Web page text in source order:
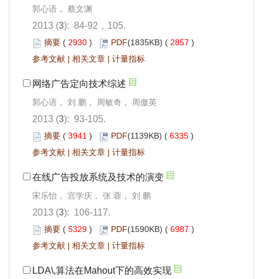
郭心语， 蔡文渊
2013 (3): 84-92，105.
摘要 ( 2930 ) PDF(1835KB) ( 2857 )
参考文献 | 相关文章 | 计量指标
网络广告定向技术综述
郭心语， 刘 鹏， 周敏奇， 周傲英
2013 (3): 93-105.
摘要 ( 3941 ) PDF(1139KB) ( 6335 )
参考文献 | 相关文章 | 计量指标
在线广告投放系统及技术的演变
宋乐怡， 宫学庆， 张 蓉， 刘 鹏
2013 (3): 106-117.
摘要 ( 5329 ) PDF(1590KB) ( 6987 )
参考文献 | 相关文章 | 计量指标
LDA\,算法在Mahout下的高效实现